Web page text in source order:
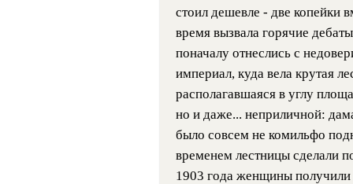
стоил дешевле - две копейки
время вызвала горячие
поначалу отнеслись с
империал, куда вела крутая
располагавшаяся в углу
но и даже... неприличной:
было совсем не комильфо
временем лестницы сделали
1903 года женщины получили